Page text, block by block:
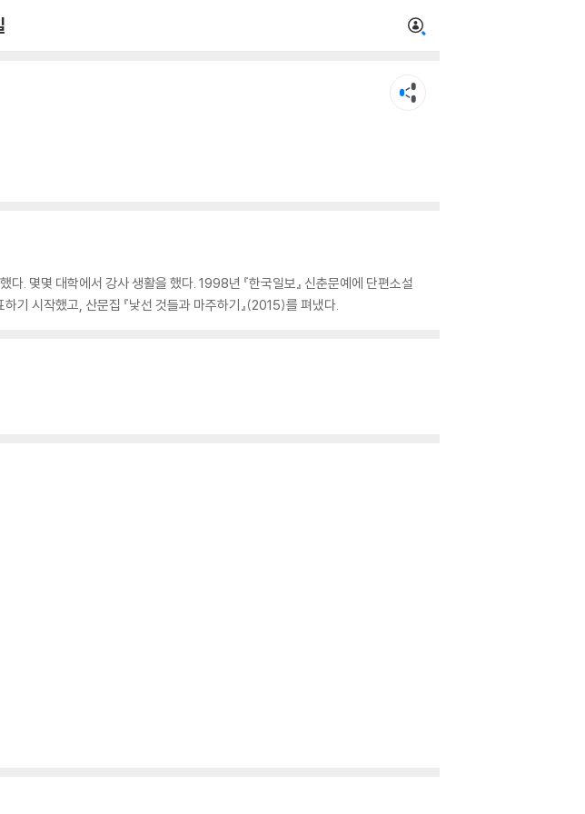
. 몇몇 대학에서 강사 생활을 했다. 1998년 『한국일보』 신춘문예에 단편소설
기 시작했고, 산문집 『낯선 것들과 마주하기』(2015)를 펴냈다.